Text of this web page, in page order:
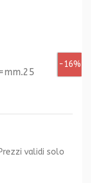
-16%
Prezzi validi solo